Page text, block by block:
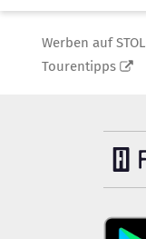
Werben auf STOL
Tourentipps